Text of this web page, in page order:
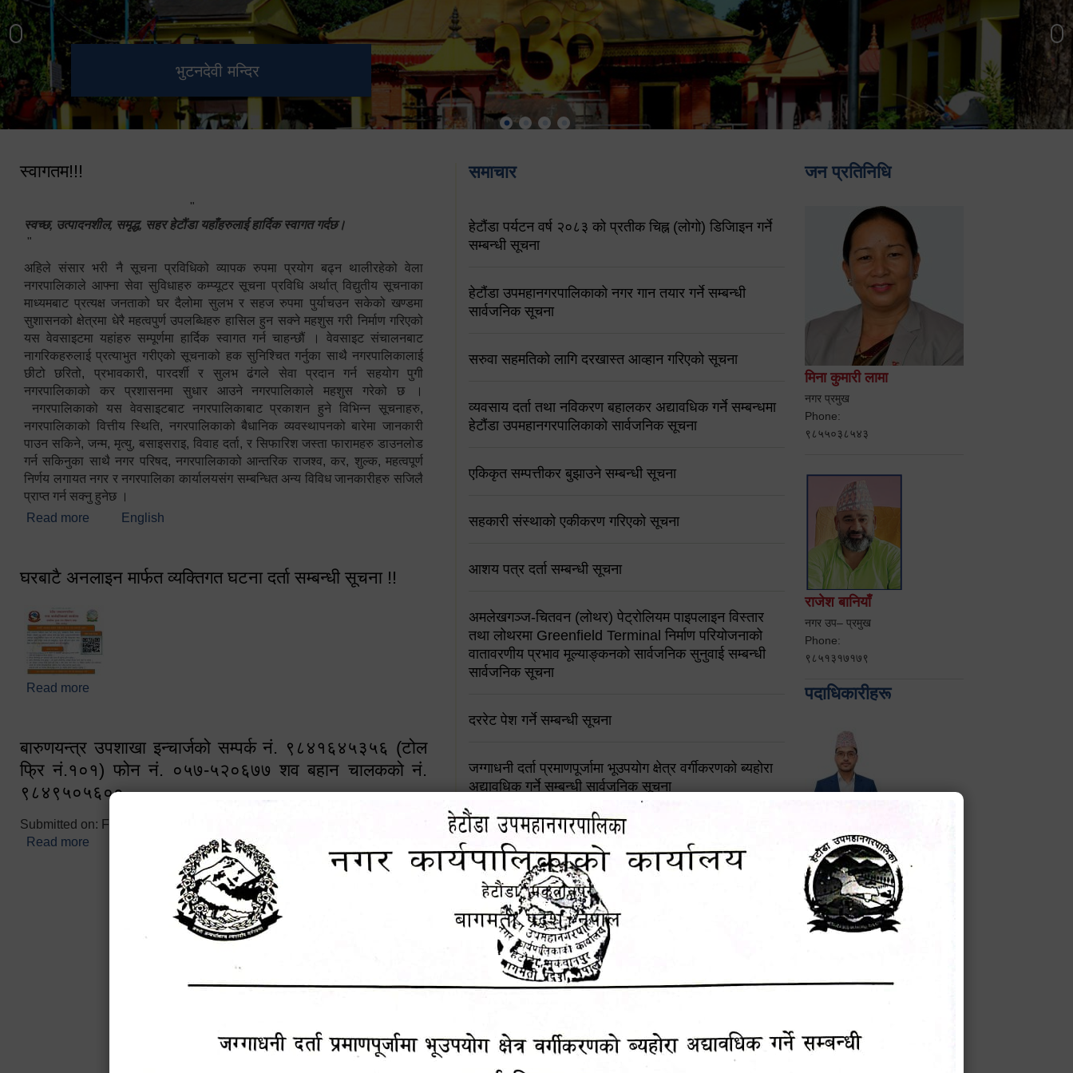
भुटनदेवी मन्दिर
स्मारक
हेटौंडा उपमहानगरपालिका नगर
कार्यपालिकाको कार्यालय
मनकामना डाँडाबाट देखिएको दृश्य
स्वागतम!!!
"
स्वच्छ, उत्पादनशील, समृद्ध, सहर हेटौंडा यहाँहरुलाई हार्दिक स्वागत गर्दछ।
"
अहिले संसार भरी नै सूचना प्रविधिको व्यापक रुपमा प्रयोग बढ्न थालीरहेको वेला
नगरपालिकाले आफ्ना सेवा सुविधाहरु कम्प्यूटर सूचना प्रविधि अर्थात् विद्युतीय सूचनाका
माध्यमबाट प्रत्यक्ष जनताको घर दैलोमा सुलभ र सहज रुपमा पुर्याचउन सकेको खण्डमा
सुशासनको क्षेत्रमा धेरै महत्वपुर्ण उपलब्धिहरु हासिल हुन सक्ने महशुस गरी निर्माण गरिएको
यस वेवसाइटमा यहांहरु सम्पूर्णमा हार्दिक स्वागत गर्न चाहन्छौं । वेवसाइट संचालनबाट
नागरिकहरुलाई प्रत्याभुत गरीएको सूचनाको हक सुनिश्चित गर्नुका साथै नगरपालिकालाई
छीटो छरितो, प्रभावकारी, पारदर्शी र सुलभ ढंगले सेवा प्रदान गर्न सहयोग पुगी
नगरपालिकाको कर प्रशासनमा सुधार आउने नगरपालिकाले महशुस गरेको छ ।
नगरपालिकाको यस वेवसाइटबाट नगरपालिकाबाट प्रकाशन हुने विभिन्न सूचनाहरु,
नगरपालिकाको वित्तीय स्थिति, नगरपालिकाको बैधानिक व्यवस्थापनको बारेमा जानकारी
पाउन सकिने, जन्म, मृत्यु, बसाइसराइ, विवाह दर्ता, र सिफारिश जस्ता फारामहरु डाउनलोड
गर्न सकिनुका साथै नगर परिषद, नगरपालिकाको आन्तरिक राजश्व, कर, शुल्क, महत्वपूर्ण
निर्णय लगायत नगर र नगरपालिका कार्यालयसंग सम्बन्धित अन्य विविध जानकारीहरु सजिलै
प्राप्त गर्न सक्नु हुनेछ ।
Read more about स्वागतम!!!
English
घरबाटै अनलाइन मार्फत व्यक्तिगत घटना दर्ता सम्बन्धी सूचना !!
Read more
बारुणयन्त्र उपशाखा इन्चार्जको सम्पर्क नं. ९८४१६४५३५६ (टोल
फ्रि नं.१०१) फोन नं. ०५७-५२०६७७ शव बहान चालकको नं.
९८४९५०५६००
Submitted on: Fri, 02/25/2022 - 10:50
Read more about बारुणयन्त्र उपशाखा इन्चार्जको सम्पर्क नं. ९८४१६४५३५६ (टोल फ्रि
नं.१०१) फोन नं. ०५७-५२०६७७ शव बहान चालकको नं. ९८४९५०५६००
समाचार
हेटौंडा पर्यटन वर्ष २०८३ को प्रतीक चिह्न (लोगो) डिजिाइन गर्ने
सम्बन्धी सूचना
हेटौंडा उपमहानगरपालिकाको नगर गान तयार गर्ने सम्बन्धी
सार्वजनिक सूचना
सरुवा सहमतिको लागि दरखास्त आव्हान गरिएको सूचना
व्यवसाय दर्ता तथा नविकरण बहालकर अद्यावधिक गर्ने सम्बन्धमा
हेटौंडा उपमहानगरपालिकाको सार्वजनिक सूचना
एकिकृत सम्पत्तीकर बुझाउने सम्बन्धी सूचना
सहकारी संस्थाको एकीकरण गरिएको सूचना
आशय पत्र दर्ता सम्बन्धी सूचना
अमलेखगञ्ज-चितवन (लोथर) पेट्रोलियम पाइपलाइन विस्तार
तथा लोथरमा Greenfield Terminal निर्माण परियोजनाको
वातावरणीय प्रभाव मूल्याङ्कनको सार्वजनिक सुनुवाई सम्बन्धी
सार्वजनिक सूचना
दररेट पेश गर्ने सम्बन्धी सूचना
जग्गाधनी दर्ता प्रमाणपूर्जामा भूउपयोग क्षेत्र वर्गीकरणको ब्यहोरा
अद्यावधिक गर्ने सम्बन्धी सार्वजनिक सूचना
आशय पत्र दर्ता सम्बन्धी सूचना
शिक्षक सरुवा सहमतिका लागि दरखास्त आव्हान सम्बन्धी सूचना !
हेटौंडा उपमहानगरपालिकाको सूची दर्ता सम्बन्धी सूचना
चुरियामाई सुरुङको संरक्षण तथा व्यवस्थापनको जिम्मेवारी
पोषाक र परिचयपत्र अनिवार्य लगाउने सम्बन्धमा ।
जन प्रतिनिधि
मिना कुमारी लामा
नगर प्रमुख
Phone:
९८५५०३८५४३
राजेश बानियाँ
नगर उप– प्रमुख
Phone:
९८५१३१७१७९
पदाधिकारीहरू
प्रमुख प्रशासकीय अधिकृत
Phone: 9855010111
सविन न्यौपाने